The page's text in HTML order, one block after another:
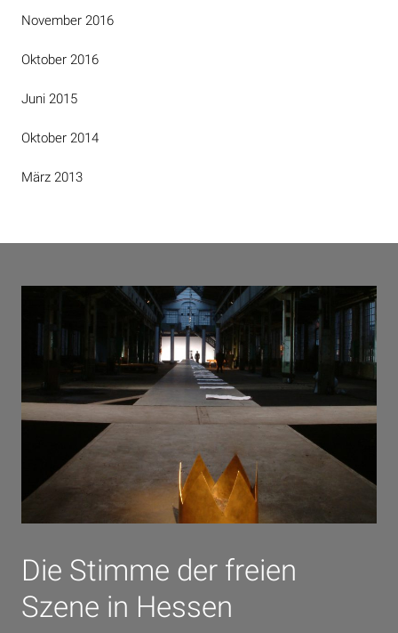
November 2016
Oktober 2016
Juni 2015
Oktober 2014
März 2013
Die Stimme der freien
Szene in Hessen